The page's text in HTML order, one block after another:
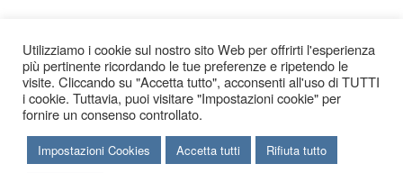
Utilizziamo i cookie sul nostro sito Web per offrirti l'esperienza
più pertinente ricordando le tue preferenze e ripetendo le
visite. Cliccando su "Accetta tutto", acconsenti all'uso di TUTTI
i cookie. Tuttavia, puoi visitare "Impostazioni cookie" per
fornire un consenso controllato.
Impostazioni Cookies Accetta tutti Rifiuta tutto